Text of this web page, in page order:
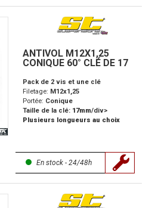
ANTIVOL M12X1,25
CONIQUE 60° CLÉ DE 17
Pack de 2 vis et une clé
Filetage: M12x1,25
Portée: Conique
Taille de la clé: 17mm/div>
Plusieurs longueurs au choix
En stock - 24/48h